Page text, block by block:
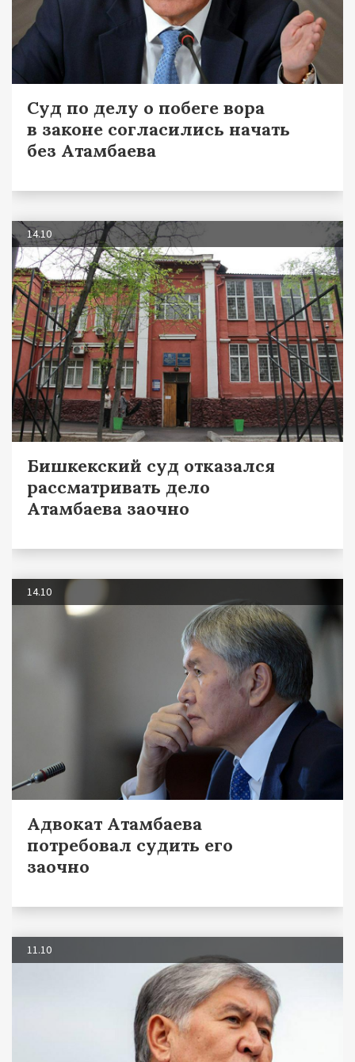
Суд по делу о побеге вора
в законе согласились начать
без Атамбаева
14.10
Бишкекский суд отказался
рассматривать дело
Атамбаева заочно
14.10
Адвокат Атамбаева
потребовал судить его
заочно
11.10